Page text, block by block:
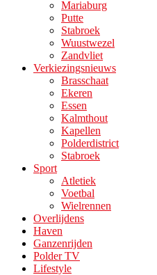
Mariaburg
Putte
Stabroek
Wuustwezel
Zandvliet
Verkiezingsnieuws
Brasschaat
Ekeren
Essen
Kalmthout
Kapellen
Polderdistrict
Stabroek
Sport
Atletiek
Voetbal
Wielrennen
Overlijdens
Haven
Ganzenrijden
Polder TV
Lifestyle